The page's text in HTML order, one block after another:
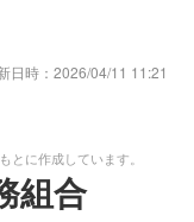
日時： 2026/04/11 11:21
とに作成しています。
組合